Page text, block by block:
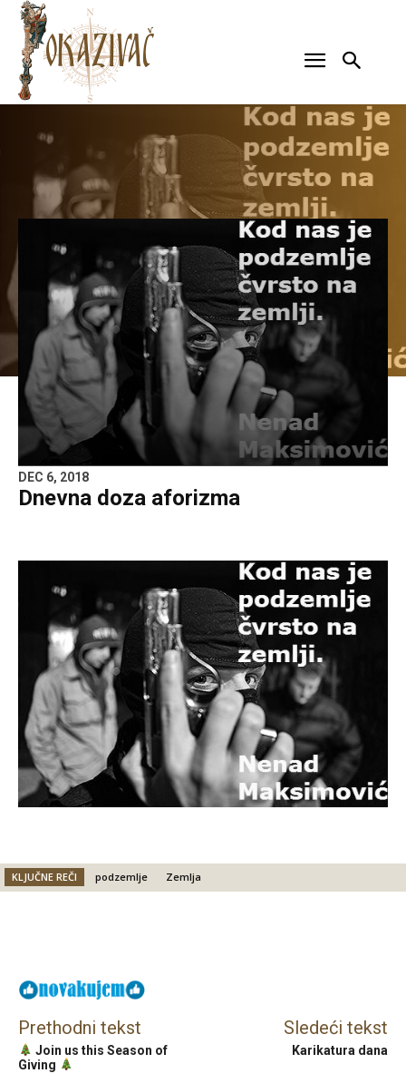
DEC 6, 2018
Dnevna doza aforizma
KLJUČNE REČI podzemlje Zemlja
Prethodni tekst
Join us this Season of
Giving
Sledeći tekst
Karikatura dana